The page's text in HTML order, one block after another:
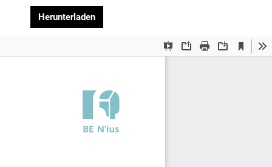
HerunterladenPDF herunterladen